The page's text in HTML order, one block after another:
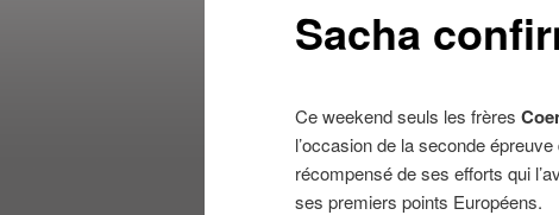
Sacha
Ce weekend seuls les frères
l’occasion de la seconde épreuve
récompensé de ses efforts qui
ses premiers points Européens.